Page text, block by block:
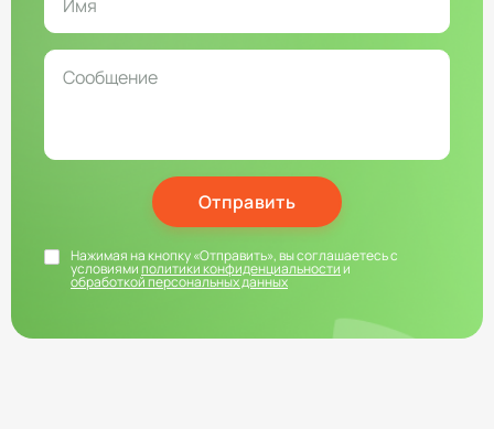
Отправить
Нажимая на кнопку «Отправить», вы соглашаетесь с
условиямиполитики конфиденциальностии
обработкой персональных данных